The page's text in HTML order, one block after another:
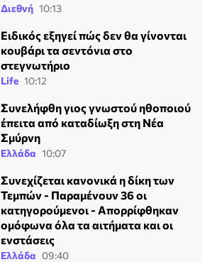
Διεθνή 10:13
Ειδικός εξηγεί πώς δεν θα γίνονται
κουβάρι τα σεντόνια στο
στεγνωτήριο
Life 10:12
Συνελήφθη γιος γνωστού ηθοποιού
έπειτα από καταδίωξη στη Νέα
Σμύρνη
Ελλάδα 10:07
Συνεχίζεται κανονικά η δίκη των
Τεμπών - Παραμένουν 36 οι
κατηγορούμενοι - Απορρίφθηκαν
ομόφωνα όλα τα αιτήματα και οι
ενστάσεις
Ελλάδα 09:40